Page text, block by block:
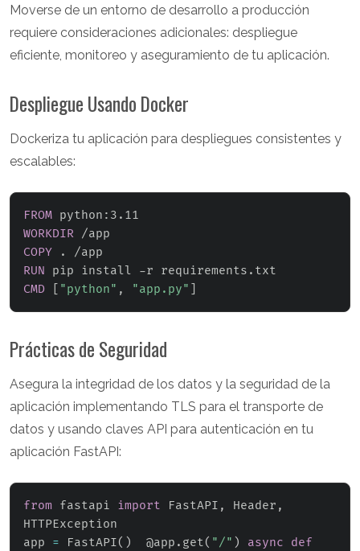
Moverse de un entorno de desarrollo a producción
requiere consideraciones adicionales: despliegue
eficiente, monitoreo y aseguramiento de tu aplicación.
Despliegue Usando Docker
Dockeriza tu aplicación para despliegues consistentes y
escalables:
FROM python:3.11
WORKDIR /app
COPY . /app
RUN pip install -r requirements.txt
CMD
"python" , "app.py"
Prácticas de Seguridad
Asegura la integridad de los datos y la seguridad de la
aplicación implementando TLS para el transporte de
datos y usando claves API para autenticación en tu
aplicación FastAPI:
from fastapi import FastAPI , Header ,
HTTPException
app = FastAPI( )
  @app
. get( "/" ) async
def